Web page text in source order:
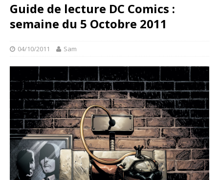
Guide de lecture DC Comics :
semaine du 5 Octobre 2011
04/10/2011 Sam